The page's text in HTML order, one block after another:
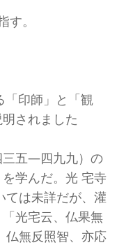
。
「印師」と「観
されました
三五―四九九）の
学んだ。光 宅寺
ては未詳だが、灌
光宅云、仏果無
仏無反照智、亦応